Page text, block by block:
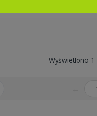
Wyświetlono